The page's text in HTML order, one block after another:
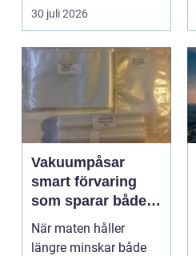
begränsa brandskador.
Syste...
30 juli 2026
Vakuumpåsar
smart förvaring
som sparar både
mat och pengar
När maten håller
längre minskar både